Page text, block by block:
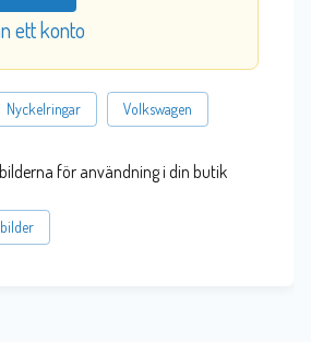
ett konto
Nyckelringar Volkswagen
för användning i din butik